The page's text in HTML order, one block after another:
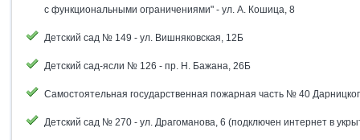
с функциональными ограничениями" - ул. А. Кошица, 8
Детский сад № 149 - ул. Вишняковская, 12Б
Детский сад-ясли № 126 - пр. Н. Бажана, 26Б
Самостоятельная государственная пожарная часть № 40
Детский сад № 270 - ул. Драгоманова, 6 (подключен интернет в